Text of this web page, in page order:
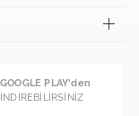
GOOGLE PLAY'den
İNDİREBİLİRSİNİZ